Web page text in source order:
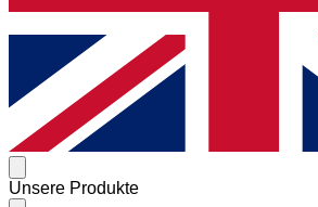
Unsere Produkte